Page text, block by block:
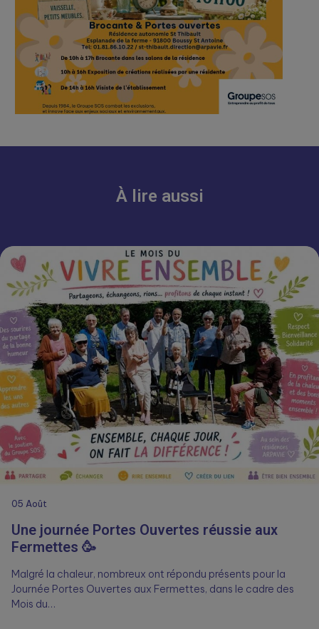
À lire aussi
05 Août
Une journée Portes Ouvertes réussie aux
Fermettes 🥳
Malgré la chaleur, nombreux ont répondu présents pour la
Journée Portes Ouvertes aux Fermettes, dans le cadre des
Mois du…